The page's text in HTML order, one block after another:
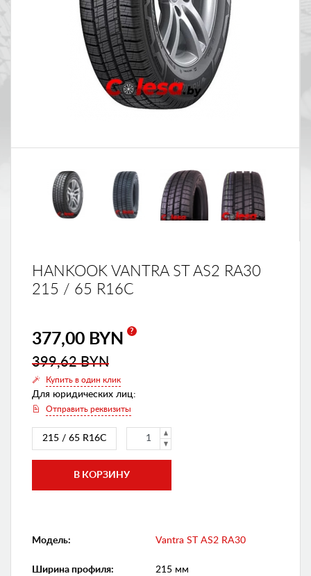
HANKOOK VANTRA ST AS2 RA30
215 / 65 R16C
377,00 BYN ?
399,62 BYN
Купить в один клик
Для юридических лиц:
Отправить реквизиты
215 / 65 R16C
Модель: Vantra ST AS2 RA30
Ширина профиля:
215 мм